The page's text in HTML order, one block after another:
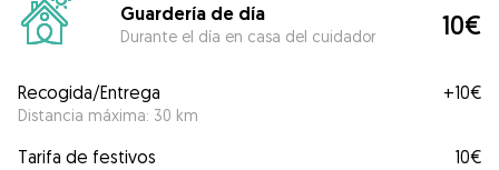
Guardería de día
Durante el día en casa del cuidador 10€
Recogida/Entrega
Distancia máxima: 30 km
+10€
Tarifa de festivos
10€